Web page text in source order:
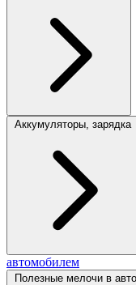
Аккумуляторы, зарядка
автомобилем
Полезные мелочи в авто